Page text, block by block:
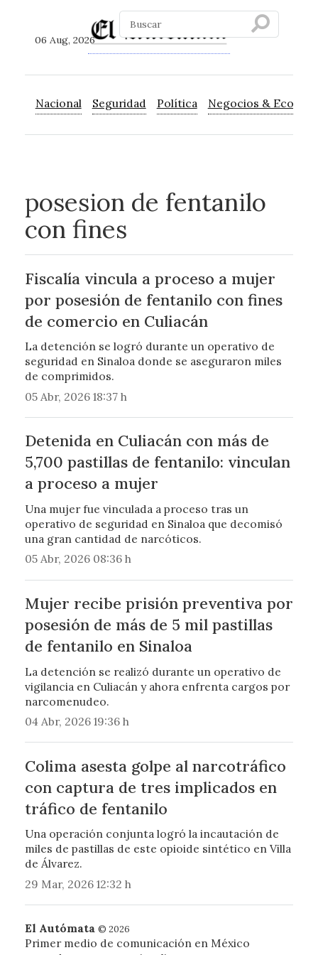
06 Aug, 2026
Nacional Seguridad Política Negocios &
posesion de fentanilo
con fines
Fiscalía vincula a proceso a mujer
por posesión de fentanilo con fines
de comercio en Culiacán
La detención se logró durante un operativo de
seguridad en Sinaloa donde se aseguraron miles
de comprimidos.
05 Abr, 2026 18:37 h
Detenida en Culiacán con más de
5,700 pastillas de fentanilo: vinculan
a proceso a mujer
Una mujer fue vinculada a proceso tras un
operativo de seguridad en Sinaloa que decomisó
una gran cantidad de narcóticos.
05 Abr, 2026 08:36 h
Mujer recibe prisión preventiva por
posesión de más de 5 mil pastillas
de fentanilo en Sinaloa
La detención se realizó durante un operativo de
vigilancia en Culiacán y ahora enfrenta cargos por
narcomenudeo.
04 Abr, 2026 19:36 h
Colima asesta golpe al narcotráfico
con captura de tres implicados en
tráfico de fentanilo
Una operación conjunta logró la incautación de
miles de pastillas de este opioide sintético en Villa
de Álvarez.
29 Mar, 2026 12:32 h
El Autómata © 2026
Primer medio de comunicación en México